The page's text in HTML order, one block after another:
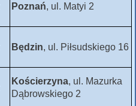
Poznań, ul. Matyi 2
Będzin, ul. Piłsudskiego 16
Kościerzyna, ul. Mazurka
Dąbrowskiego 2